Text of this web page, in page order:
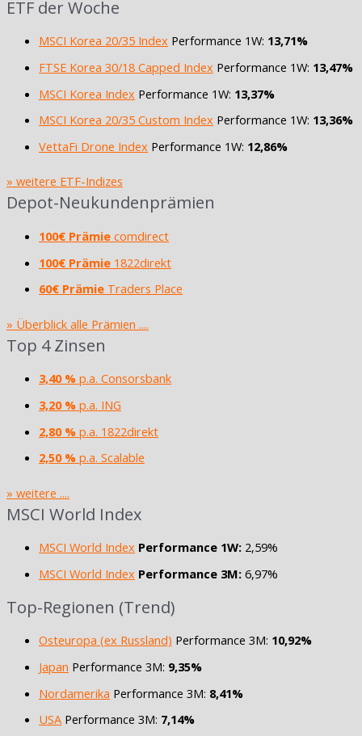
ETF der Woche
MSCI Korea 20/35 Index Performance 1W: 13,71%
FTSE Korea 30/18 Capped Index Performance 1W: 13,47%
MSCI Korea Index Performance 1W: 13,37%
MSCI Korea 20/35 Custom Index Performance 1W: 13,36%
VettaFi Drone Index Performance 1W: 12,86%
» weitere ETF-Indizes
Depot-Neukundenprämien
100€ Prämie comdirect
100€ Prämie 1822direkt
60€ Prämie Traders Place
» Überblick alle Prämien ....
Top 4 Zinsen
3,40 % p.a. Consorsbank
3,20 % p.a. ING
2,80 % p.a. 1822direkt
2,50 % p.a. Scalable
» weitere ....
MSCI World Index
MSCI World Index Performance 1W: 2,59%
MSCI World Index Performance 3M: 6,97%
Top-Regionen (Trend)
Osteuropa (ex Russland) Performance 3M: 10,92%
Japan Performance 3M: 9,35%
Nordamerika Performance 3M: 8,41%
USA Performance 3M: 7,14%